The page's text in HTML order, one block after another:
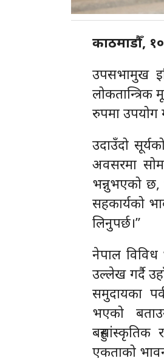
काठमाडौँ,
उपसभामुख
रुपमा उपयोग
उदाउँदो
अवसरमा
भन्नुभएको छ,
सहकार्यको
लिनुपर्छ।”
नेपाल
उल्लेख गर्दै
समुदायका
भएको
बहुसांस्कृतिक
एकताको